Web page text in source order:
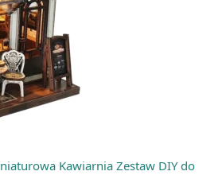
Kawiarnia Zestaw DIY do